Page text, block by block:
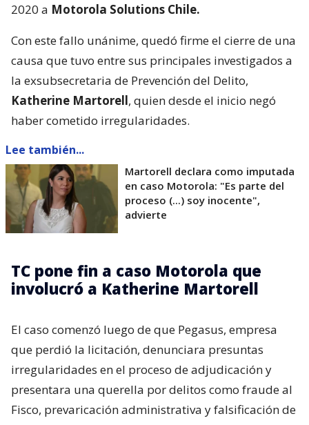
2020 a Motorola Solutions Chile.
Con este fallo unánime, quedó firme el cierre de una
causa que tuvo entre sus principales investigados a
la exsubsecretaria de Prevención del Delito,
Katherine Martorell, quien desde el inicio negó
haber cometido irregularidades.
Lee también...
Martorell declara como imputada
en caso Motorola: "Es parte del
proceso (...) soy inocente",
advierte
TC pone fin a caso Motorola que
involucró a Katherine Martorell
El caso comenzó luego de que Pegasus, empresa
que perdió la licitación, denunciara presuntas
irregularidades en el proceso de adjudicación y
presentara una querella por delitos como fraude al
Fisco, prevaricación administrativa y falsificación de